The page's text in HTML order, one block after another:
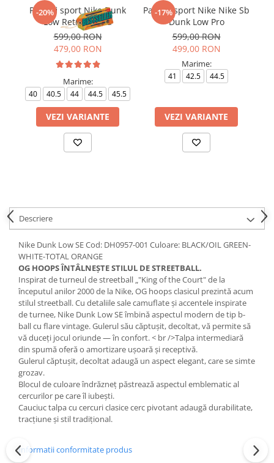
-20%
Pantofi sport Nike Dunk
Low Retro Panda
599,00 RON
479,00 RON
Marime:
40 40.5 44 44.5 45.5
VEZI VARIANTE
-17%
Pantofi sport Nike Nike Sb
Dunk Low Pro
599,00 RON
499,00 RON
Marime:
41 42.5 44.5
VEZI VARIANTE
Descriere
Nike Dunk Low SE Cod: DH0957-001 Culoare: BLACK/OIL GREEN-
WHITE-TOTAL ORANGE
OG HOOPS ÎNTÂLNEȘTE STILUL DE STREETBALL.
Inspirat de turneul de streetball „"King of the Court" de la
începutul anilor 2000 de la Nike, OG hoops clasicul prezintă acum
stilul streetball. Cu detaliile sale camuflate și accentele inspirate
de turnee, Nike Dunk Low SE îmbină aspectul modern de tip b-
ball cu flare vintage. Gulerul său căptușit, decoltat, vă permite să
vă duceți jocul oriunde — în confort. < br />Talpa intermediară
din spumă oferă o amortizare ușoară și receptivă.
Gulerul căptușit, decoltat adaugă un aspect elegant, care se simte
grozav.
Blocul de culoare îndrăzneț păstrează aspectul emblematic al
cercurilor pe care îl iubești.
Cauciuc talpa cu cercuri clasice cerc pivotant adaugă durabilitate,
tracțiune și stil tradițional.
Informatii conformitate produs